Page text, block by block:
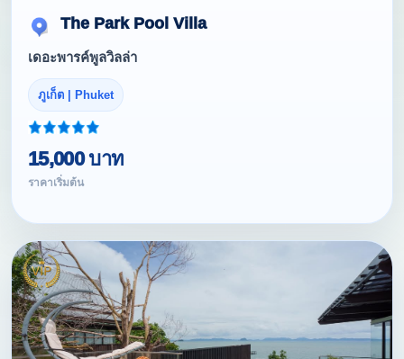
The Park Pool Villa
เดอะพารค์พูลวิลล่า
ภูเก็ต | Phuket
15,000 บาท
ราคาเริ่มต้น